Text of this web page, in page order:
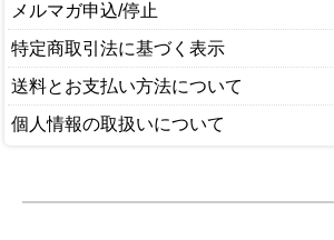
メルマガ申込/停止
特定商取引法に基づく表示
送料とお支払い方法について
個人情報の取扱いについて